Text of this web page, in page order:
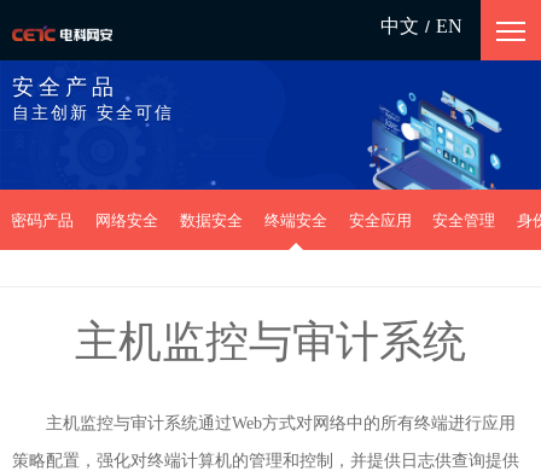
中文 / EN
安全产品
自主创新 安全可信
密码产品 网络安全 数据安全 终端安全 安全应用 安全管理 身
主机监控与审计系统
主机监控与审计系统通过Web方式对网络中的所有终端进行应用
策略配置，强化对终端计算机的管理和控制，并提供日志供查询提供